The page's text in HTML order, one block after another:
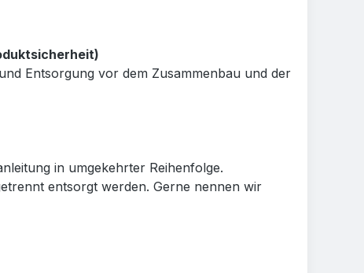
Entsorgung vor dem Zusammenbau und der
in umgekehrter Reihenfolge.
entsorgt werden. Gerne nennen wir